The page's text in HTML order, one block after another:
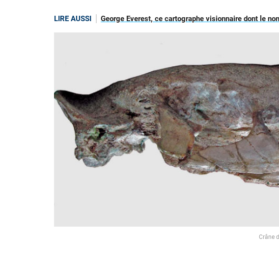
LIRE AUSSI George Everest, ce cartographe visionnaire dont le
Crâne